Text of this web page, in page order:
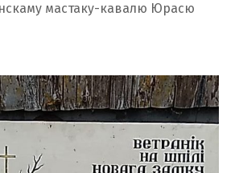
мастаку-кавалю Юрасю